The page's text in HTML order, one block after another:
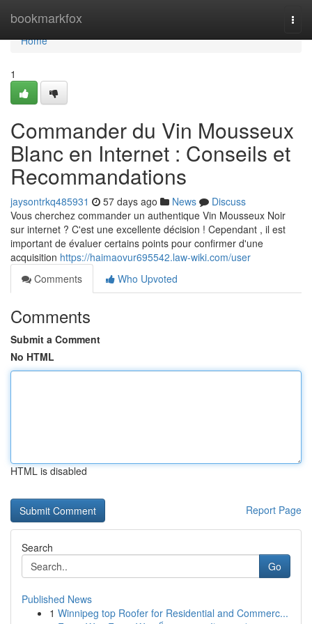
bookmarkfox
Home
Home
1
Commander du Vin Mousseux
Blanc en Internet : Conseils et
Recommandations
jaysontrkq485931 57 days ago News
Discuss
Vous cherchez commander un authentique Vin Mousseux Noir
sur internet ? C'est une excellente décision ! Cependant , il est
important de évaluer certains points pour confirmer d'une
acquisition https://haimaovur695542.law-wiki.com/user
Comments
Who Upvoted
Comments
Submit a Comment
No HTML
HTML is disabled
Report Page
Search
Go
Published News
1 Winnipeg top Roofer for Residential and Commerc...